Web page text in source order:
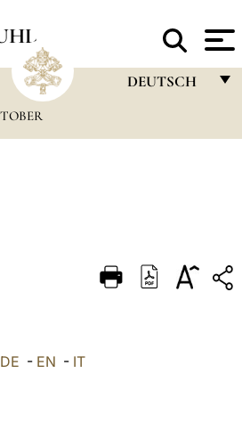
DEUTSCH
DEUTSCH
DE - EN - IT